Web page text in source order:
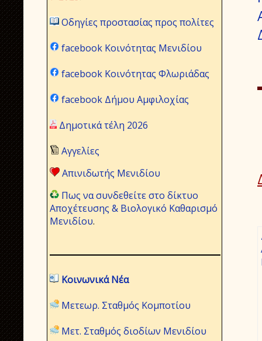
Οδηγίες προστασίας προς πολίτες
facebook Κοινότητας Μενιδίου
facebook Κοινότητας Φλωριάδας
facebook Δήμου Αμφιλοχίας
Δημοτικά τέλη 2026
Αγγελίες
Απινιδωτής Μενιδίου
Πως να συνδεθείτε στο δίκτυο
Αποχέτευσης & Βιολογικό Καθαρισμό
Μενιδίου.
Κοινωνικά Νέα
Μετεωρ. Σταθμός Κομποτίου
Μετ. Σταθμός διοδίων Μενιδίου